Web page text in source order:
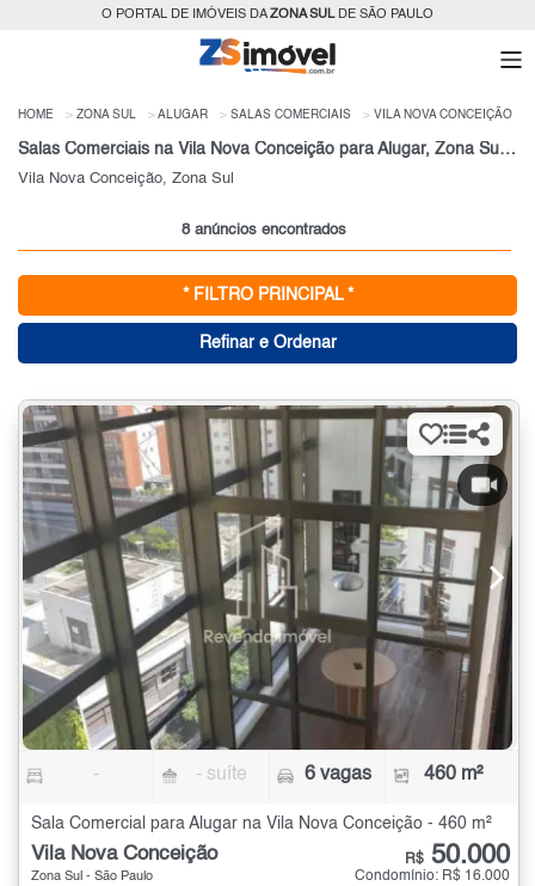
O PORTAL DE IMÓVEIS DAZONA SULDE SÃO PAULO
HOME ZONA SUL ALUGAR SALAS COMERCIAIS VILA NOVA CONCEIÇÃO
Salas Comerciais na Vila Nova Conceição para Alugar, Zona Sul de São Paulo, SP
Vila Nova Conceição, Zona Sul
8 anúncios encontrados
* FILTRO PRINCIPAL *
Refinar e Ordenar
- - suíte 6 vagas 460 m²
Sala Comercial para Alugar na Vila Nova Conceição - 460 m²
Vila Nova Conceição
Zona Sul - São Paulo
R$ 50.000
Condomínio: R$ 16.000